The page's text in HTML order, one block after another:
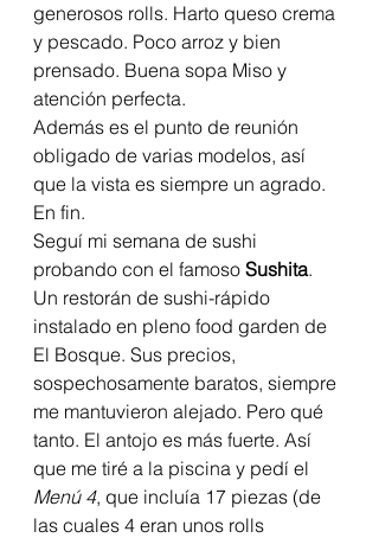
generosos rolls. Harto queso crema
y pescado. Poco arroz y bien
prensado. Buena sopa Miso y
atención perfecta.
Además es el punto de reunión
obligado de varias modelos, así
que la vista es siempre un agrado.
En fin.
Seguí mi semana de sushi
probando con el famoso Sushita.
Un restorán de sushi-rápido
instalado en pleno food garden de
El Bosque. Sus precios,
sospechosamente baratos, siempre
me mantuvieron alejado. Pero qué
tanto. El antojo es más fuerte. Así
que me tiré a la piscina y pedí el
Menú 4, que incluía 17 piezas (de
las cuales 4 eran unos rolls